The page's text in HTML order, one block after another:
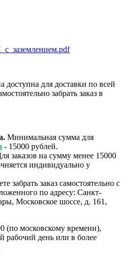
доступна для доставки по всей
забрать заказ в
Минимальная сумма для
- 15000 рублей.
заказов на сумму менее 15000
индивидуально у
забрать заказ самостоятельно с
по адресу: Санкт-
Московское шоссе, д. 161,
(по московскому времени),
рабочий день или в более